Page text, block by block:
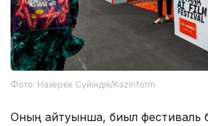
Фото: Назерке Сүйіндік/Kazinform
Оның айтуынша, биыл фестиваль